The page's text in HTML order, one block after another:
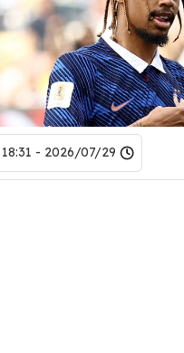
2026/07/29 - 18:31